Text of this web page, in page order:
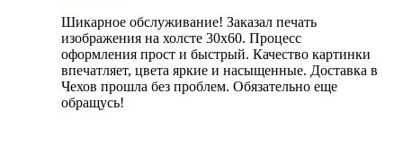
Шикарное обслуживание! Заказал печать
изображения на холсте 30х60. Процесс
оформления прост и быстрый. Качество картинки
впечатляет, цвета яркие и насыщенные. Доставка в
Чехов прошла без проблем. Обязательно еще
обращусь!